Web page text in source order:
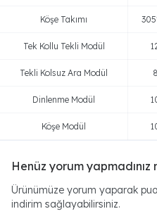
Köşe Takımı
Tek Kollu Tekli Modül
Tekli Kolsuz Ara Modül
Dinlenme Modül
Köşe Modül
Henüz yorum yapmadınız
Ürünümüze yorum yaparak
indirim sağlayabilirsiniz.